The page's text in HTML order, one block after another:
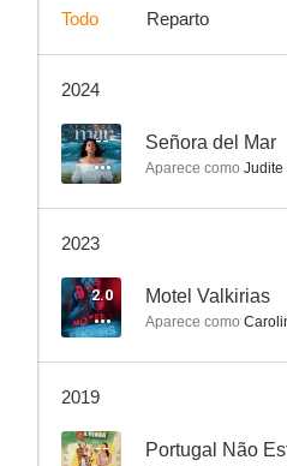
Todo Reparto
2024
-- Señora del Mar
Aparece como Judite
2023
2.0 Motel Valkirias
Aparece como
2019
-- Portugal Não